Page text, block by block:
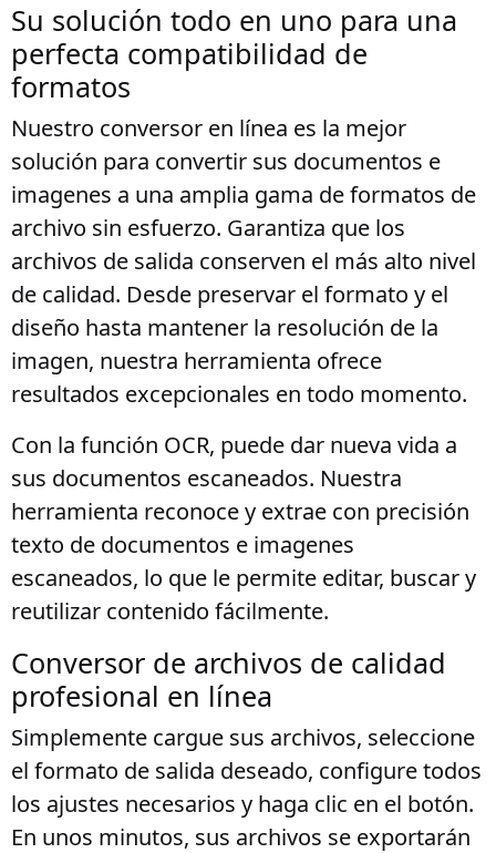
Su solución todo en uno para una
perfecta compatibilidad de
formatos
Nuestro conversor en línea es la mejor
solución para convertir sus documentos e
imagenes a una amplia gama de formatos de
archivo sin esfuerzo. Garantiza que los
archivos de salida conserven el más alto nivel
de calidad. Desde preservar el formato y el
diseño hasta mantener la resolución de la
imagen, nuestra herramienta ofrece
resultados excepcionales en todo momento.
Con la función OCR, puede dar nueva vida a
sus documentos escaneados. Nuestra
herramienta reconoce y extrae con precisión
texto de documentos e imagenes
escaneados, lo que le permite editar, buscar y
reutilizar contenido fácilmente.
Conversor de archivos de calidad
profesional en línea
Simplemente cargue sus archivos, seleccione
el formato de salida deseado, configure todos
los ajustes necesarios y haga clic en el botón.
En unos minutos, sus archivos se exportarán